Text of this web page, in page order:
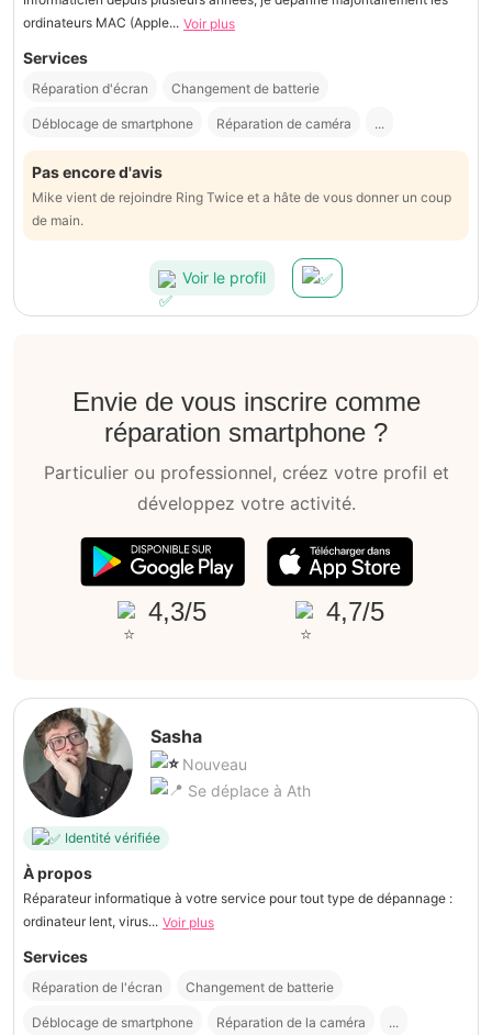
ordinateurs MAC (Apple... Voir plus
Services
Réparation d'écran Changement de batterie
Déblocage de smartphone Réparation de caméra ...
Pas encore d'avis
Mike vient de rejoindre Ring Twice et a hâte de vous donner un coup
de main.
Voir le profil
Envie de vous inscrire comme
réparation smartphone ?
Particulier ou professionnel, créez votre profil et
développez votre activité.
4,3/5 4,7/5
Sasha
Nouveau
Se déplace à Ath
Identité vérifiée
À propos
Réparateur informatique à votre service pour tout type de dépannage :
ordinateur lent, virus... Voir plus
Services
Réparation de l'écran Changement de batterie
Déblocage de smartphone Réparation de la caméra ...